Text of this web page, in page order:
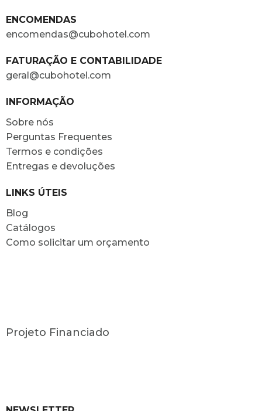
ENCOMENDAS
encomendas@cubohotel.com
FATURAÇÃO E CONTABILIDADE
geral@cubohotel.com
INFORMAÇÃO
Sobre nós
Perguntas Frequentes
Termos e condições
Entregas e devoluções
LINKS ÚTEIS
Blog
Catálogos
Como solicitar um orçamento
Projeto Financiado